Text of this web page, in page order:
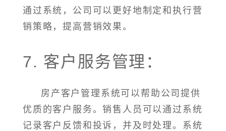
通过系统，公司可以更好地制定和执行营
销策略，提高营销效果。
7. 客户服务管理：
房产客户管理系统可以帮助公司提供
优质的客户服务。销售人员可以通过系统
记录客户反馈和投诉，并及时处理。系统